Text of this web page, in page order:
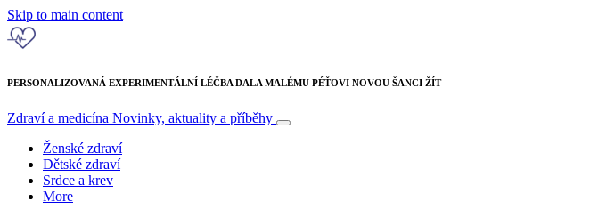
Skip to main content
PERSONALIZOVANÁ EXPERIMENTÁLNÍ LÉČBA DALA MALÉMU PÉŤOVI NOVOU ŠANCI ŽÍT
Zdraví a medicína Novinky, aktuality a příběhy
Ženské zdraví
Dětské zdraví
Srdce a krev
More